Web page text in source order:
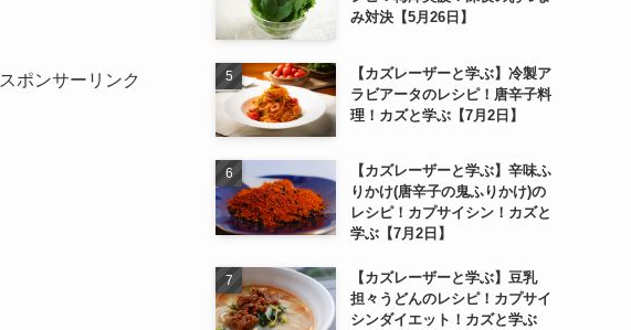
スポンサーリンク
み対決【5月26日】
【カズレーザーと学ぶ】冷製ア
ラビアータのレシピ！唐辛子料
理！カズと学ぶ【7月2日】
【カズレーザーと学ぶ】辛味ふ
りかけ(唐辛子の鬼ふりかけ)の
レシピ！カプサイシン！カズと
学ぶ【7月2日】
【カズレーザーと学ぶ】豆乳
担々うどんのレシピ！カプサイ
シンダイエット！カズと学ぶ